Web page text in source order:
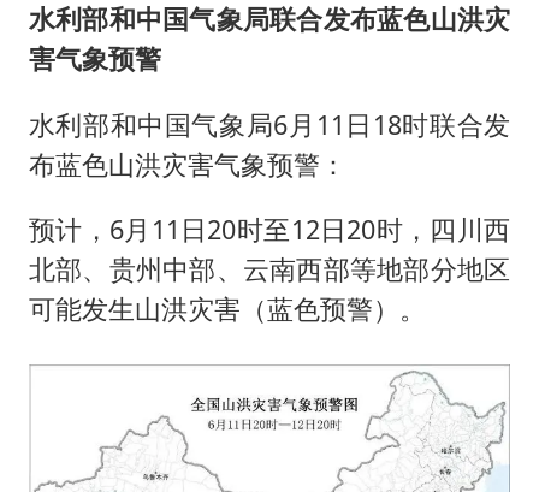
水利部和中国气象局联合发布蓝色山洪灾
害气象预警
水利部和中国气象局6月11日18时联合发
布蓝色山洪灾害气象预警：
预计，6月11日20时至12日20时，四川西
北部、贵州中部、云南西部等地部分地区
可能发生山洪灾害（蓝色预警）。